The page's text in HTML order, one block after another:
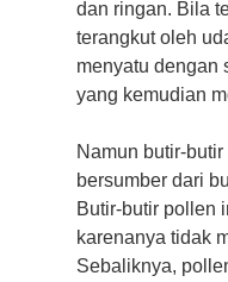
dan ringan. Bila
terangkut oleh
menyatu dengan
yang kemudian
Namun butir-
bersumber dari
Butir-butir pollen
karenanya tidak
Sebaliknya,